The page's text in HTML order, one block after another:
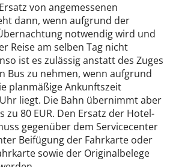
von angemessenen
dann, wenn aufgrund der
notwendig wird und
Reise am selben Tag nicht
ist es zulässig anstatt des Zuges
Bus zu nehmen, wenn aufgrund
planmäßige Ankunftszeit
liegt. Die Bahn übernimmt aber
zu 80 EUR. Den Ersatz der Hotel-
gegenüber dem Servicecenter
Beifügung der Fahrkarte oder
sowie der Originalbelege